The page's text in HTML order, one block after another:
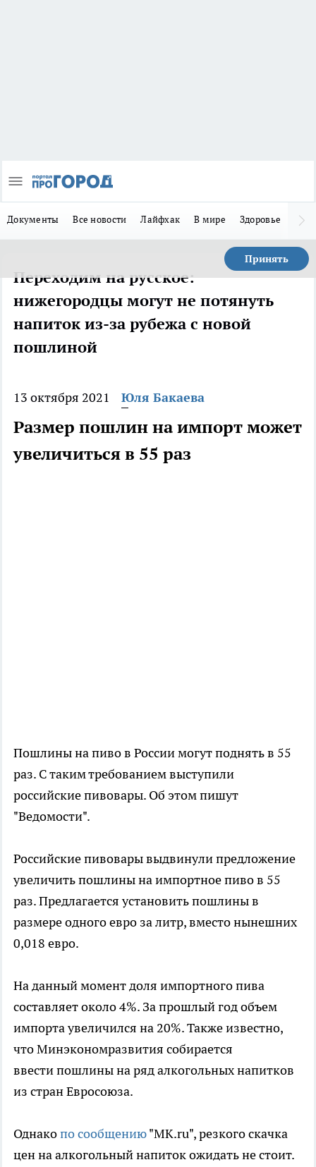
Документы Все новости Лайфхак В мире Здоровье
Принять
Переходим на русское:
нижегородцы могут не потянуть
напиток из-за рубежа с новой
пошлиной
13 октября 2021 Юля Бакаева
Размер пошлин на импорт может
увеличиться в 55 раз
Пошлины на пиво в России могут поднять в 55
раз. С таким требованием выступили
российские пивовары. Об этом пишут
"Ведомости".
Российские пивовары выдвинули предложение
увеличить пошлины на импортное пиво в 55
раз. Предлагается установить пошлины в
размере одного евро за литр, вместо нынешних
0,018 евро.
На данный момент доля импортного пива
составляет около 4%. За прошлый год объем
импорта увеличился на 20%. Также известно,
что Минэкономразвития собирается
ввести пошлины на ряд алкогольных напитков
из стран Евросоюза.
Однакопо сообщению"МК.ru", резкого скачка
цен на алкогольный напиток ожидать не стоит.